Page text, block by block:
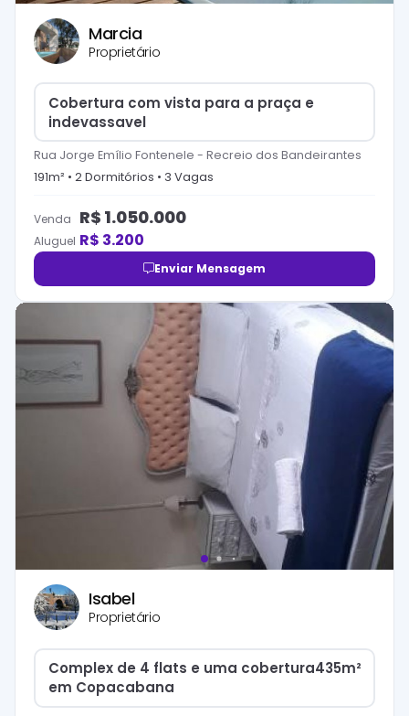
Marcia
Proprietário
Cobertura com vista para a praça e
indevassavel
Rua Jorge Emílio Fontenele - Recreio dos Bandeirantes
191m² • 2Dormitórios • 3 Vagas
Venda R$ 1.050.000
Aluguel R$ 3.200
Enviar Mensagem
Isabel
Proprietário
Complex de 4 flats e uma cobertura435m²
em Copacabana